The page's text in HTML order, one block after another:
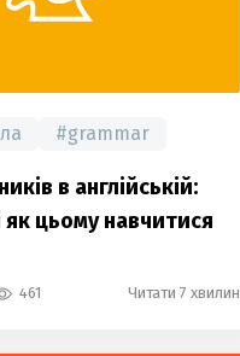
#grammar
в англійській:
цьому навчитися
461 Читати 7 хвилин